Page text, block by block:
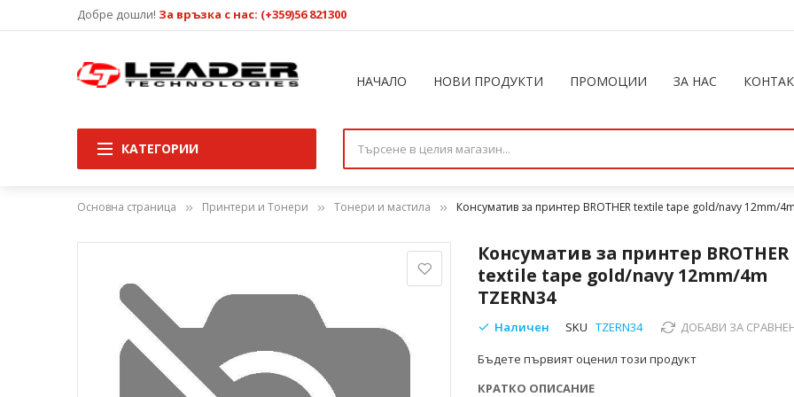
Добре дошли! За връзка с нас: (+359)56 821300
НАЧАЛО НОВИ ПРОДУКТИ ПРОМОЦИИ ЗА НАС
КАТЕГОРИИ
Основна страница Принтери и Тонери Тонери и мастила Консуматив за принтер BROTHER textile tape gold/navy 12mm/
Консуматив за принтер BROTHER
textile tape gold/navy 12mm/4m
TZERN34
Наличен SKU TZERN34 ДОБАВИ ЗА
Бъдете първият оценил този продукт
КРАТКО ОПИСАНИЕ
галерията
изображенията